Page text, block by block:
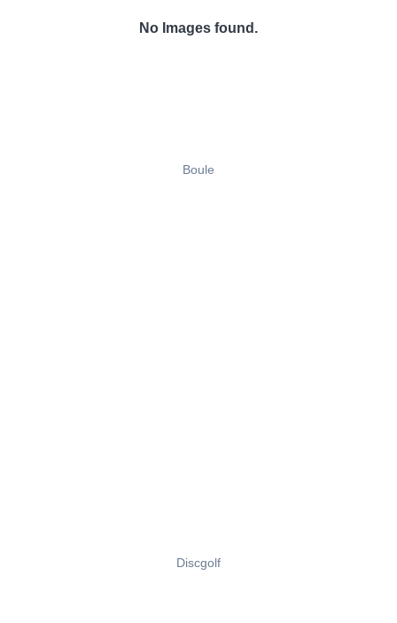
No Images found.
Boule
Discgolf